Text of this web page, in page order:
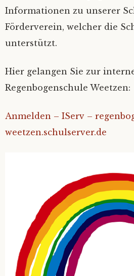
Informationen zu unserer
Förderverein, welcher die
unterstützt.
Hier gelangen Sie zur
Regenbogenschule Weetzen:
Anmelden – IServ –
weetzen.schulserver.de